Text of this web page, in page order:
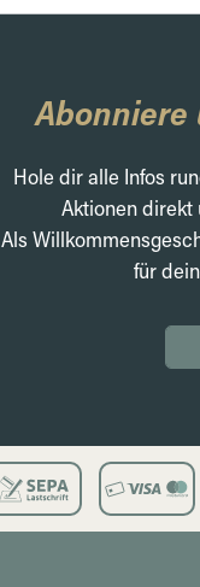
Abonniere
Hole dir alle Infos
Aktionen direkt
Als
für